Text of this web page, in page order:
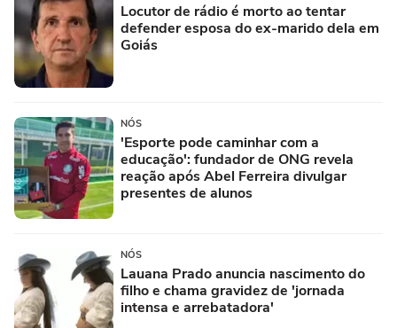
Locutor de rádio é morto ao tentar
defender esposa do ex-marido dela em
Goiás
NÓS
'Esporte pode caminhar com a
educação': fundador de ONG revela
reação após Abel Ferreira divulgar
presentes de alunos
NÓS
Lauana Prado anuncia nascimento do
filho e chama gravidez de 'jornada
intensa e arrebatadora'